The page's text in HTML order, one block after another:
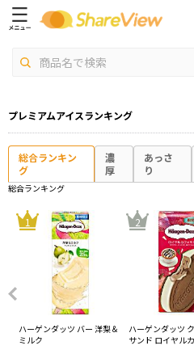
プレミアムアイスランキング
総合ランキン
グ
濃
厚
あっさ
り
総合ランキング
1
ハーゲンダッツ バー 洋梨＆
ミルク
2
ハーゲンダッツ
サンド ロイヤル